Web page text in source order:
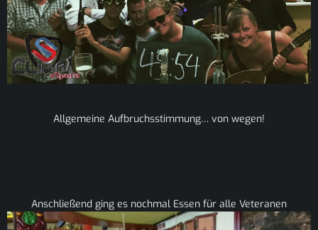
Allgemeine Aufbruchsstimmung… von wegen!
Anschließend ging es nochmal Essen für alle Veteranen